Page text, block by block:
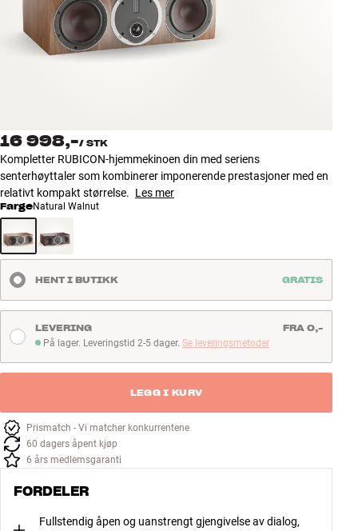
Tilbehør
INSPIRASJON
NYHETER
TILBUD
Finn Butikk
Kundeservice
Logg inn
Bygg med lyd
16 998,-/ STK
Kompletter RUBICON-hjemmekinoen din med seriens
senterhøyttaler som kombinerer imponerende prestasjoner med en
relativt kompakt størrelse. Les mer
FargeNatural Walnut
HENT I BUTIKK GRATIS
På lager. Leveringstid 2-5 dager
På lager. Leveringstid 2-5 dager. Se leveringsmetoder
LEVERING FRA 0,-
LEGG I KURV
Prismatch - Vi matcher konkurrentene
60 dagers åpent kjøp
6 års medlemsgaranti
FORDELER
Fullstendig åpen og uanstrengt gjengivelse av dialog,